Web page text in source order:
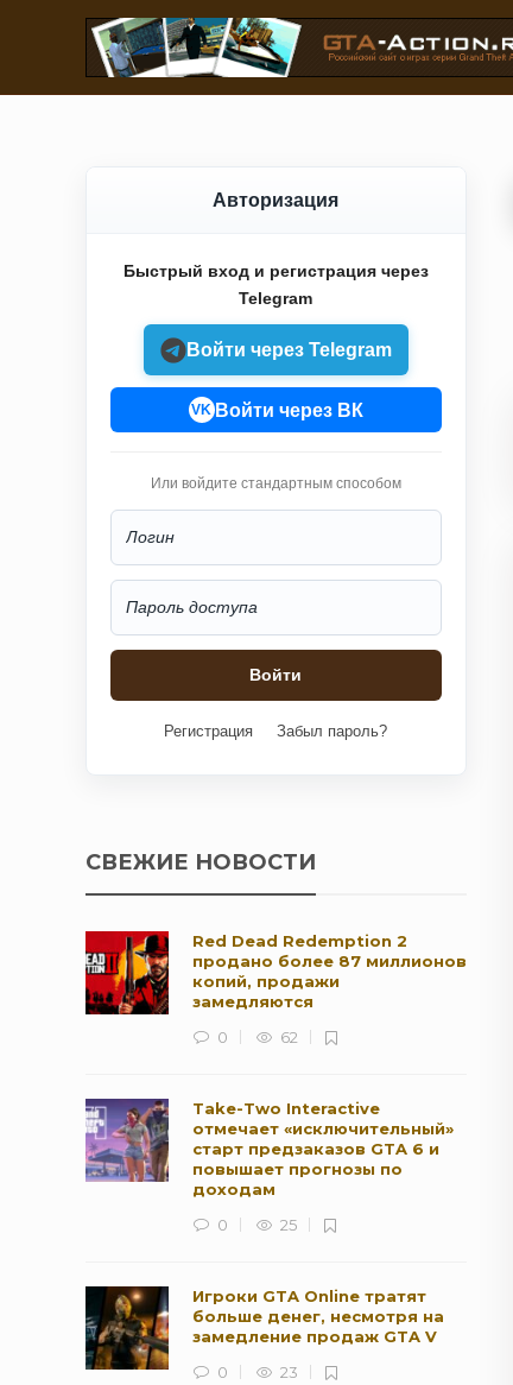
Авторизация
Быстрый вход и регистрация через
Telegram
Войти через Telegram
VK Войти через ВК
Или войдите стандартным способом
Регистрация Забыл пароль?
СВЕЖИЕ НОВОСТИ
Red Dead Redemption 2
продано более 87 миллионов
копий, продажи
замедляются
0
62
Take-Two Interactive
отмечает «исключительный»
старт предзаказов GTA 6 и
повышает прогнозы по
доходам
0
25
Игроки GTA Online тратят
больше денег, несмотря на
замедление продаж GTA V
0
23